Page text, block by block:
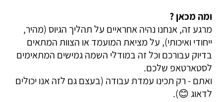
ומה מכאן ?
מרגע זה, אנחנו נהיה אחראיים על תהליך הגיוס (מהיר,
ייחודי ואיכותי), על מציאת המועמד או הצוות המתאים
בדיוק עבורכם וכל זה במודלי השמה גמישים המתאימים
לסטארטאפ שלכם.
ואתם - רק תכינו עמדת עבודה (בעצם גם לזה אנו יכולים
לדאוג 😊).